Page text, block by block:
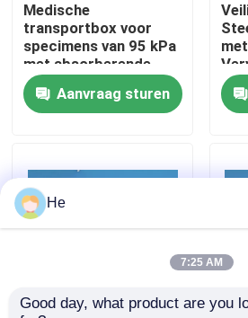
Fabriekstocht
Kwaliteitscontrole
Vraag een offerte
95kPa de Zak van het
Medische
transportbox voor
specimens van 95 kPa
met absorberende
pads, laboratorium-
samplekitAanvraag sturen
het
He
7:25 AM
Good day, what product are you